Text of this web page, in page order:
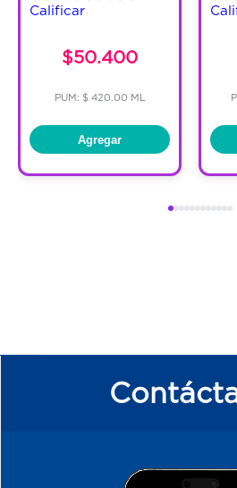
Calificar
$50.400
PUM: $ 420.00 ML
Agregar